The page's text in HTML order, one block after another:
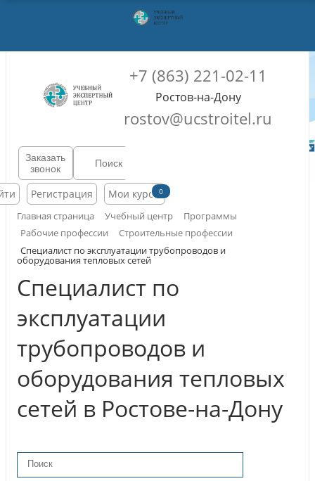
+7 (863) 221-02-11
Ростов-на-Дону
rostov@ucstroitel.ru
Заказать
звонок
Регистрация Мои курсы0
Главная страница Учебный центр
Программы
Рабочие профессии
Строительные профессии
Специалист по эксплуатации трубопроводов и
оборудования тепловых сетей
Специалист по
эксплуатации
трубопроводов и
оборудования тепловых
сетей в Ростове-на-Дону